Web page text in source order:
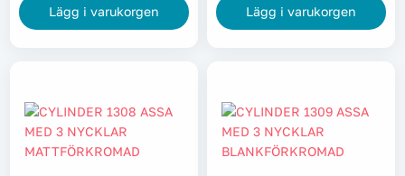
Lägg i varukorgen Lägg i varukorgen